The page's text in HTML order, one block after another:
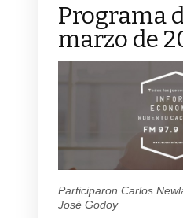
Programa
marzo de
Participaron Carlos
José Godoy